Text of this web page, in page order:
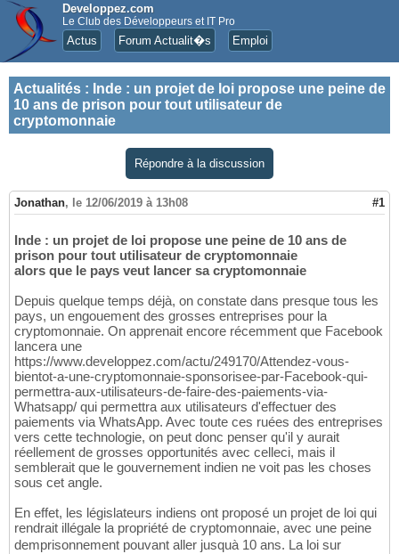
Developpez.com
Le Club des Développeurs et IT Pro
Actus Forum Actualit�s Emploi
Actualités : Inde : un projet de loi propose une peine de
10 ans de prison pour tout utilisateur de
cryptomonnaie
Répondre à la discussion
Jonathan, le 12/06/2019 à 13h08 #1
Inde : un projet de loi propose une peine de 10 ans de
prison pour tout utilisateur de cryptomonnaie
alors que le pays veut lancer sa cryptomonnaie
Depuis quelque temps déjà, on constate dans presque tous les
pays, un engouement des grosses entreprises pour la
cryptomonnaie. On apprenait encore récemment que Facebook
lancera une
https://www.developpez.com/actu/249170/Attendez-vous-
bientot-a-une-cryptomonnaie-sponsorisee-par-Facebook-qui-
permettra-aux-utilisateurs-de-faire-des-paiements-via-
Whatsapp/ qui permettra aux utilisateurs d'effectuer des
paiements via WhatsApp. Avec toute ces ruées des entreprises
vers cette technologie, on peut donc penser qu'il y aurait
réellement de grosses opportunités avec celleci, mais il
semblerait que le gouvernement indien ne voit pas les choses
sous cet angle.
En effet, les législateurs indiens ont proposé un projet de loi qui
rendrait illégale la propriété de cryptomonnaie, avec une peine
demprisonnement pouvant aller jusquà 10 ans. La loi sur